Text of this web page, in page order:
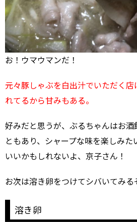
お！ウマウマンだ！
元々豚しゃぶを白出汁でいただく店
れてるから甘みもある。
好みだと思うが、ぶるちゃんはお酒
ともあり、シャープな味を楽しみた
いいかもしれないよ、京子さん！
お次は溶き卵をつけてシバいてみる
溶き卵